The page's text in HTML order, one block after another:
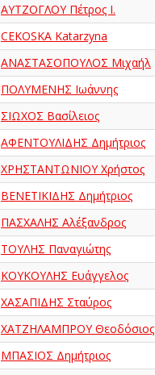
ΑΥΤΖΟΓΛΟΥ Πέτρος Ι.
CEKOSKA Katarzyna
ΑΝΑΣΤΑΣΟΠΟΥΛΟΣ Μιχαήλ
ΠΟΛΥΜΕΝΗΣ Ιωάννης
ΣΙΩΧΟΣ Βασίλειος
ΑΦΕΝΤΟΥΛΙΔΗΣ Δημήτριος
ΧΡΗΣΤΑΝΤΩΝΙΟΥ Χρήστος
ΒΕΝΕΤΙΚΙΔΗΣ Δημήτριος
ΠΑΣΧΑΛΗΣ Αλέξανδρος
ΤΟΥΛΗΣ Παναγιώτης
ΚΟΥΚΟΥΛΗΣ Ευάγγελος
ΧΑΣΑΠΙΔΗΣ Σταύρος
ΧΑΤΖΗΛΑΜΠΡΟΥ Θεοδόσιος
ΜΠΑΣΙΟΣ Δημήτριος